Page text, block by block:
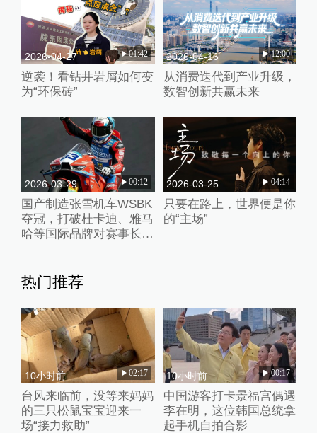
2026-04-27 01:42
逆袭！看钻井岩屑如何变
为“环保砖”
2026-04-16 12:00
从消费迭代到产业升级，
数智创新共赢未来
2026-03-29 00:12
国产制造张雪机车WSBK
夺冠，打破杜卡迪、雅马
哈等国际品牌对赛事长期
2026-03-25 04:14
只要在路上，世界便是你
的“主场”
热门推荐
10小时前 02:17
台风来临前，没等来妈妈
的三只松鼠宝宝迎来一
场“接力救助”
10小时前 00:17
中国游客打卡景福宫偶遇
李在明，这位韩国总统拿
起手机自拍合影